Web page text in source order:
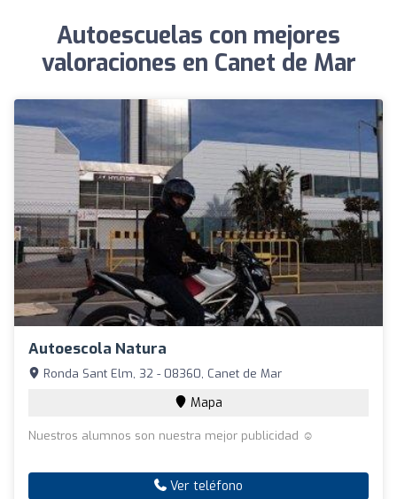
Autoescuelas con mejores
valoraciones en Canet de Mar
Autoescola Natura
Ronda Sant Elm, 32 - 08360, Canet de Mar
Mapa
Nuestros alumnos son nuestra mejor publicidad ☺️
Ver teléfono